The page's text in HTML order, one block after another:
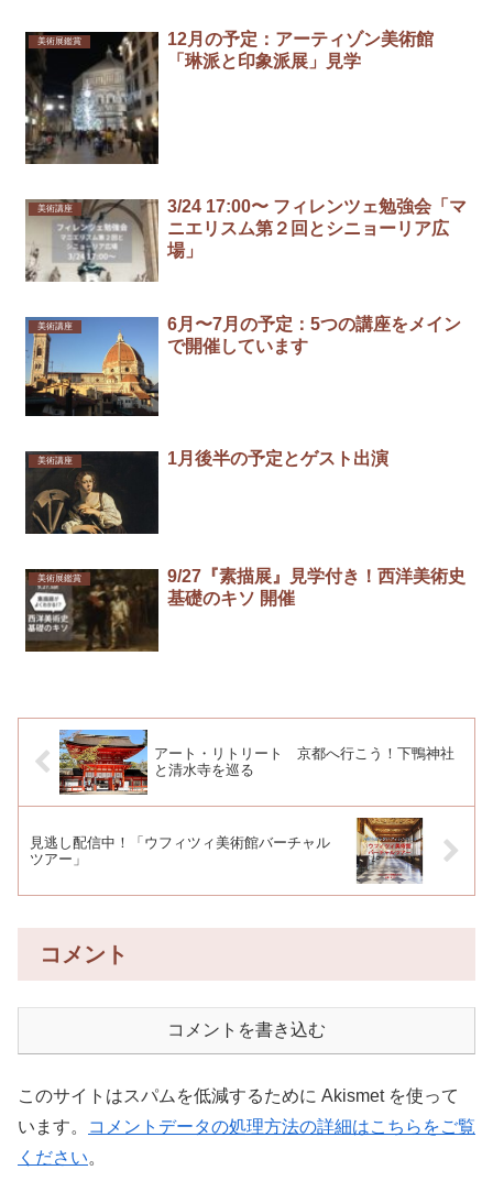
美術展鑑賞
12月の予定：アーティゾン美術館
「琳派と印象派展」見学
美術講座
3/24 17:00〜 フィレンツェ勉強会「マ
ニエリスム第２回とシニョーリア広
場」
美術講座
6月〜7月の予定：5つの講座をメイン
で開催しています
美術講座 1月後半の予定とゲスト出演
美術展鑑賞
9/27『素描展』見学付き！西洋美術史
基礎のキソ 開催
アート・リトリート 京都へ行こう！下鴨神社
と清水寺を巡る
見逃し配信中！「ウフィツィ美術館バーチャル
ツアー」
コメント
コメントを書き込む
このサイトはスパムを低減するために Akismet を使って
います。
コメントデータの処理方法の詳細はこちらをご覧
ください。